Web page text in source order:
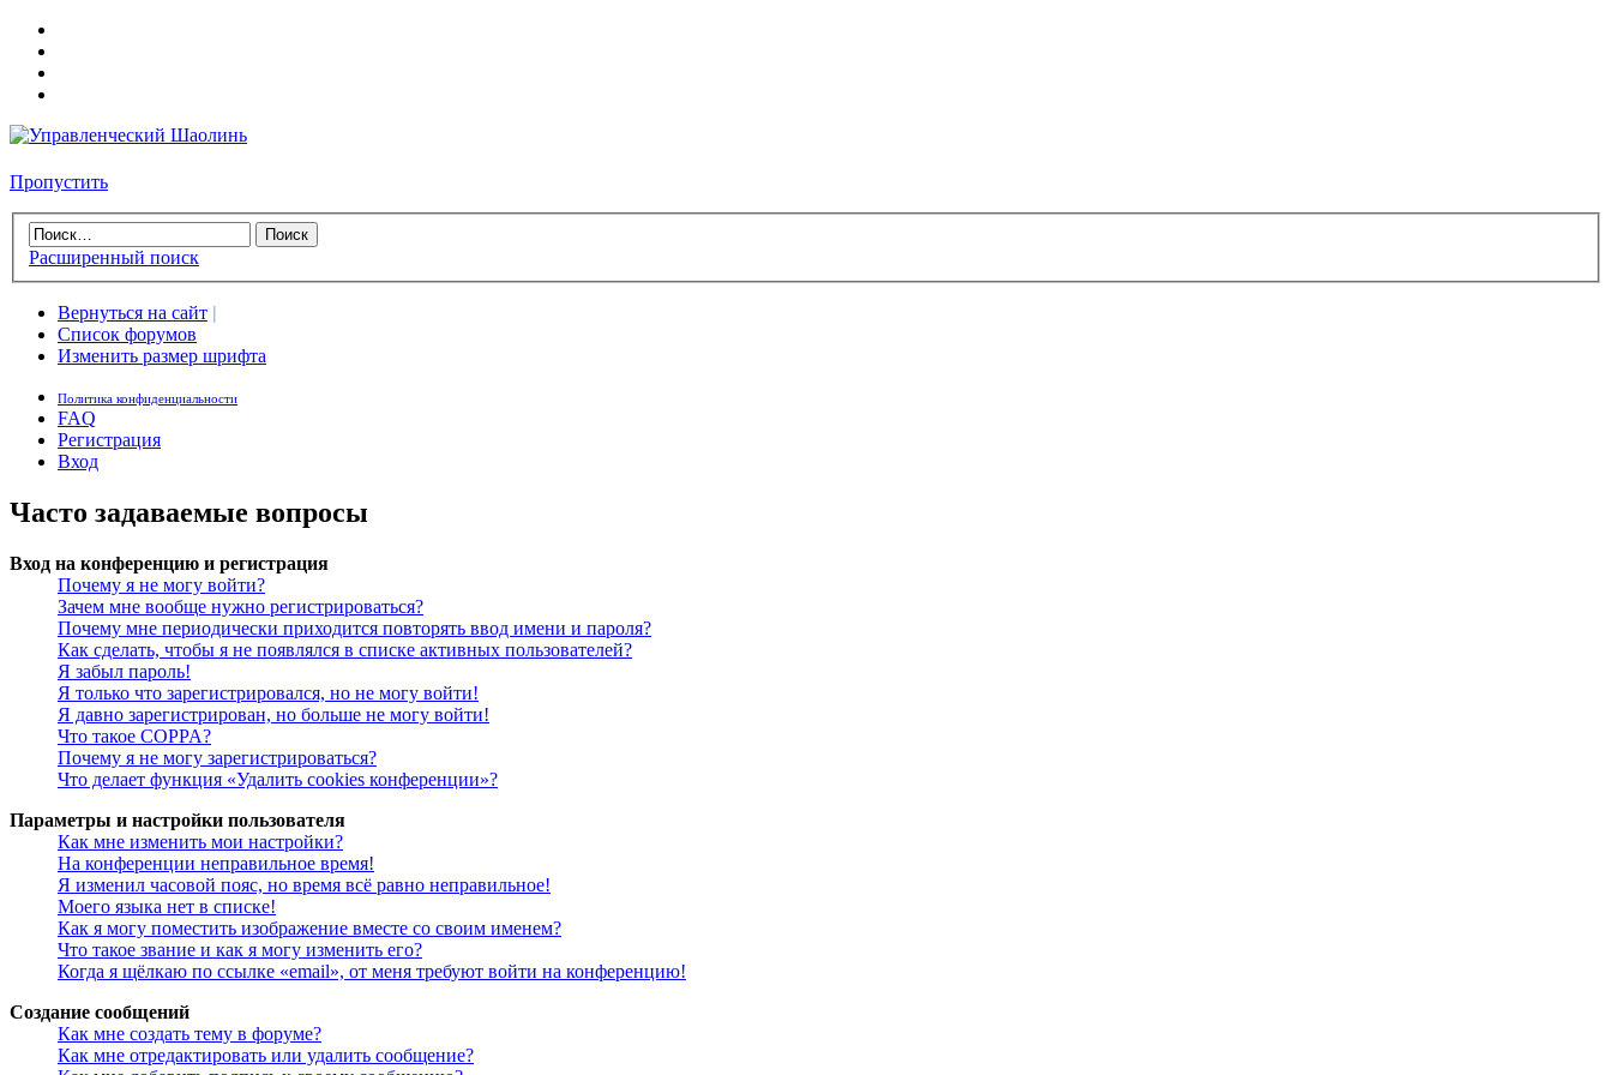
Пропустить
Расширенный поиск
Вернуться на сайт |
Список форумов
Изменить размер шрифта
Политика конфиденциальности
FAQ
Регистрация
Вход
Часто задаваемые вопросы
Вход на конференцию и регистрация
Почему я не могу войти?
Зачем мне вообще нужно регистрироваться?
Почему мне периодически приходится повторять ввод имени и пароля?
Как сделать, чтобы я не появлялся в списке активных пользователей?
Я забыл пароль!
Я только что зарегистрировался, но не могу войти!
Я давно зарегистрирован, но больше не могу войти!
Что такое COPPA?
Почему я не могу зарегистрироваться?
Что делает функция «Удалить cookies конференции»?
Параметры и настройки пользователя
Как мне изменить мои настройки?
На конференции неправильное время!
Я изменил часовой пояс, но время всё равно неправильное!
Моего языка нет в списке!
Как я могу поместить изображение вместе со своим именем?
Что такое звание и как я могу изменить его?
Когда я щёлкаю по ссылке «email», от меня требуют войти на конференцию!
Создание сообщений
Как мне создать тему в форуме?
Как мне отредактировать или удалить сообщение?